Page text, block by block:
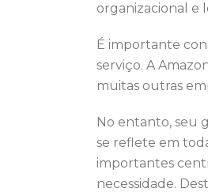
organizacional e
É importante
serviço. A
muitas outras
No entanto, seu
se reflete em
importantes
necessidade.